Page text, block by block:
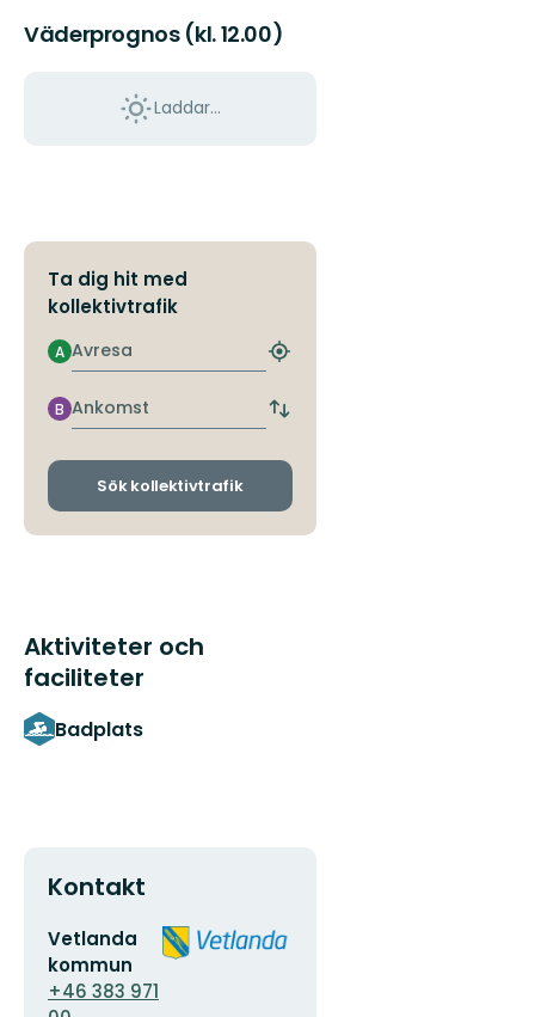
Väderprognos (kl. 12.00)
Laddar...
Ta dig hit med
kollektivtrafik
Avresa
A
Hitta
hållplats
Ankomst
B
Byt
och
Sök kollektivtrafik
Aktiviteter och
faciliteter
Badplats
Kontakt
E-
postadress
Vetlanda
kommun
+46 383 971
Organisationens
logotyp